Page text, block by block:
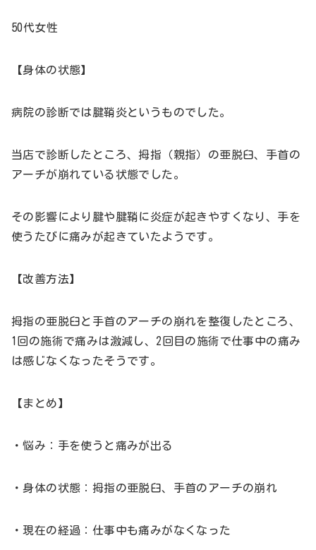
50代女性
【身体の状態】
病院の診断では腱鞘炎というものでした。
当店で診断したところ、拇指（親指）の亜脱臼、手首の
アーチが崩れている状態でした。
その影響により腱や腱鞘に炎症が起きやすくなり、手を
使うたびに痛みが起きていたようです。
【改善方法】
拇指の亜脱臼と手首のアーチの崩れを整復したところ、
1回の施術で痛みは激減し、2回目の施術で仕事中の痛み
は感じなくなったそうです。
【まとめ】
・悩み：手を使うと痛みが出る
・身体の状態：拇指の亜脱臼、手首のアーチの崩れ
・現在の経過：仕事中も痛みがなくなった